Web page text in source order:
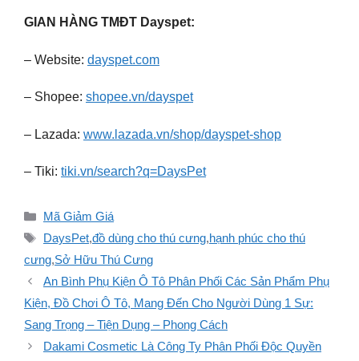
GIAN HÀNG TMĐT Dayspet:
– Website: dayspet.com
– Shopee: shopee.vn/dayspet
– Lazada: www.lazada.vn/shop/dayspet-shop
– Tiki: tiki.vn/search?q=DaysPet
Danh
mục
Mã Giảm Giá
Thẻ
DaysPet,đồ dùng cho thú cưng,hạnh phúc cho thú
cưng,Sở Hữu Thú Cưng
An Bình Phụ Kiện Ô Tô Phân Phối Các Sản Phẩm Phụ
Kiện, Đồ Chơi Ô Tô, Mang Đến Cho Người Dùng 1 Sự:
Sang Trọng – Tiện Dụng – Phong Cách
Dakami Cosmetic Là Công Ty Phân Phối Độc Quyền